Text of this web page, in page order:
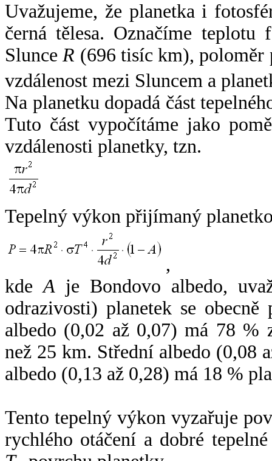
Uvažujeme, že planetka i
černá tělesa. Označíme
SlunceR (696 tisíc km),
vzdálenost mezi Sluncem a
Na planetku dopadá část
Tuto část vypočítáme jako
vzdálenosti planetky, tzn.
Tepelný výkon přijímaný
,
kdeA je Bondovo albedo,
odrazivosti) planetek se
albedo (0,02 až 0,07) má 78 %
než 25 km. Střední albedo (0,08
albedo (0,13 až 0,28) má 18 %
Tento tepelný výkon vyzařuje
rychlého otáčení a dobré